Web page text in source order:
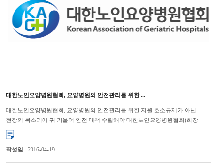
대한노인요양병원협회, 요양병원의 안전관리를 위한 ...
대한노인요양병원협회, 요양병원의 안전관리를 위한 지원 호소규제가 아닌
현장의 목소리에 귀 기울여 안전 대책 수립해야 대한노인요양병원협회(회장
윤해영)는 최근 계속되는 각종 단속과 점검에 대하여 다시 한 번 ...
작성일 : 2016-04-19